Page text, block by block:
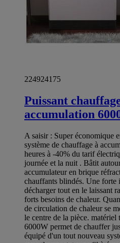
224924175
Puissant
accumulation
A saisir : Super économique
système de chauffage à
heures à -40% du tarif
journée et la nuit . Bâtit
accumulateur en brique
chauffants blindés. Une forte
décharger tout en le laissant
forts besoins de chaleur.
de circulation de chaleur se
le centre de la pièce.
6000W permet de chauffer
équipé d'un tout nouveau